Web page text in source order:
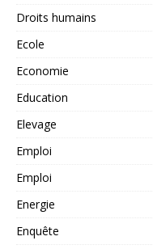
Droits humains
Ecole
Economie
Education
Elevage
Emploi
Emploi
Energie
Enquête